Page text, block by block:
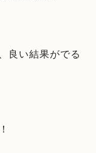
良い結果がでる